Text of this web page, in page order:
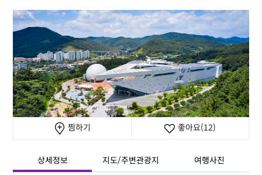
찜하기 좋아요(12)
상세정보 지도/주변관광지 여행사진